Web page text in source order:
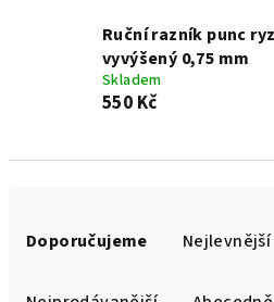
Ruční razník punc
vyvýšený 0,75 mm
Skladem
550 Kč
Doporučujeme Nejlevnější